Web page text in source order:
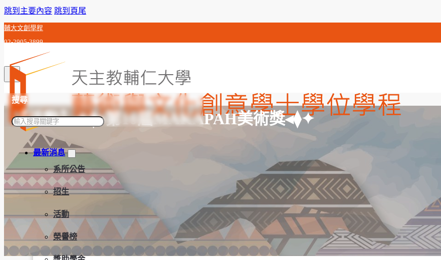
跳到主要內容 跳到頁尾
輔大文創學程
02-2905-3899
c0j992010@gmail.com
搜尋
搜
最新消息
系所公告
招生
活動
榮譽榜
【活動】✦⧫▸第10屆MAKAPAH美術獎◂⧫✦